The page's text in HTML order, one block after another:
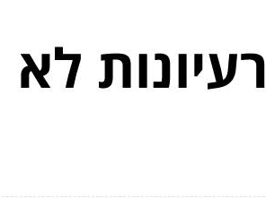
הדפסה על חולצות לחתונה – 5 רעיונות לא